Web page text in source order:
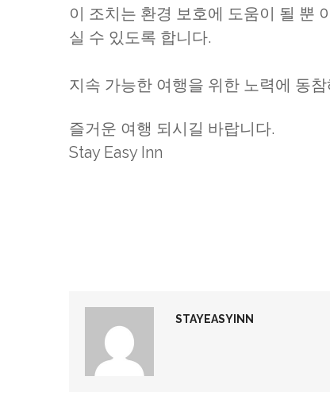
이 조치는 환경 보호에 도움이 될 뿐
실 수 있도록 합니다.
지속 가능한 여행을 위한 노력에 동
즐거운 여행 되시길 바랍니다.
Stay Easy Inn
STAYEASYINN